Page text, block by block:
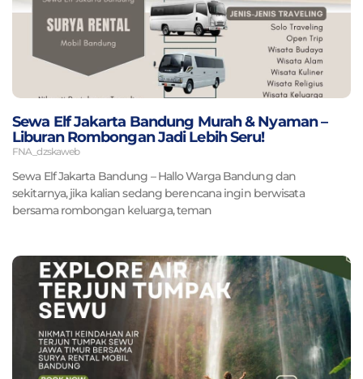
Sewa Elf Jakarta Bandung Murah & Nyaman –
Liburan Rombongan Jadi Lebih Seru!
FNA_dzskaweb
Sewa Elf Jakarta Bandung – Hallo Warga Bandung dan
sekitarnya, jika kalian sedang berencana ingin berwisata
bersama rombongan keluarga, teman